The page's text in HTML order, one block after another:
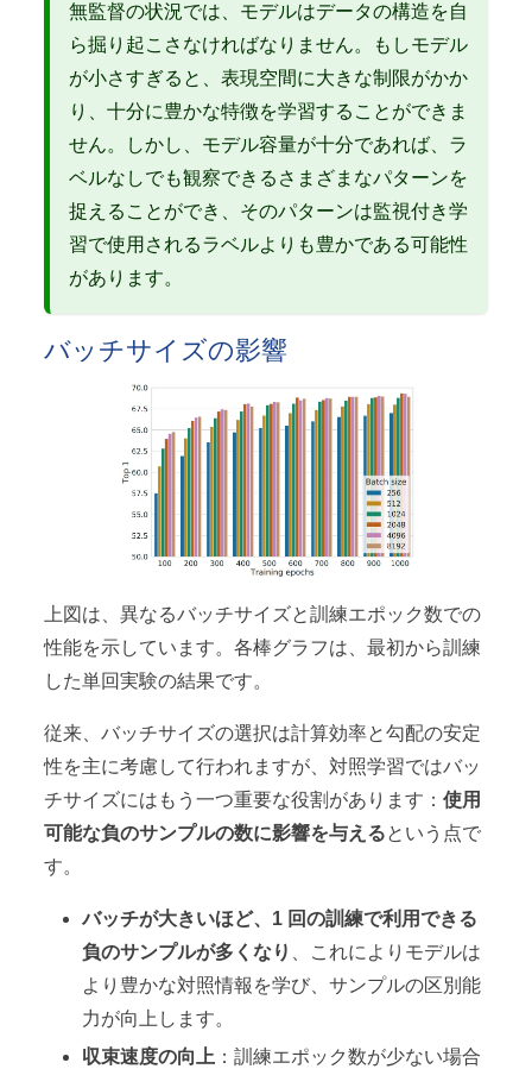
無監督の状況では、モデルはデータの構造を自
ら掘り起こさなければなりません。もしモデル
が小さすぎると、表現空間に大きな制限がかか
り、十分に豊かな特徴を学習することができま
せん。しかし、モデル容量が十分であれば、ラ
ベルなしでも観察できるさまざまなパターンを
捉えることができ、そのパターンは監視付き学
習で使用されるラベルよりも豊かである可能性
があります。
バッチサイズの影響
上図は、異なるバッチサイズと訓練エポック数での
性能を示しています。各棒グラフは、最初から訓練
した単回実験の結果です。
従来、バッチサイズの選択は計算効率と勾配の安定
性を主に考慮して行われますが、対照学習ではバッ
チサイズにはもう一つ重要な役割があります：使用
可能な負のサンプルの数に影響を与えるという点で
す。
バッチが大きいほど、1 回の訓練で利用できる
負のサンプルが多くなり
、これによりモデルは
より豊かな対照情報を学び、サンプルの区別能
力が向上します。
収束速度の向上 ：訓練エポック数が少ない場合